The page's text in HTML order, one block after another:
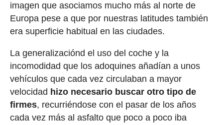
imagen que asociamos mucho más al norte de
Europa pese a que por nuestras latitudes también
era superficie habitual en las ciudades.
La generalizaciónd el uso del coche y la
incomodidad que los adoquines añadían a unos
vehículos que cada vez circulaban a mayor
velocidad hizo necesario buscar otro tipo de
firmes, recurriéndose con el pasar de los años
cada vez más al asfalto que poco a poco iba